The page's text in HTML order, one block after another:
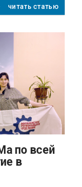
читать статью
в